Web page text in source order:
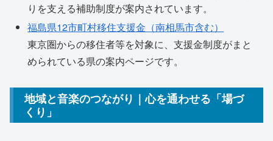
りを支える補助制度が案内されています。
福島県12市町村移住支援金（南相馬市含む）
東京圏からの移住者等を対象に、支援金制度がまと
められている県の案内ページです。
地域と音楽のつながり｜心を通わせる「場づ
くり」